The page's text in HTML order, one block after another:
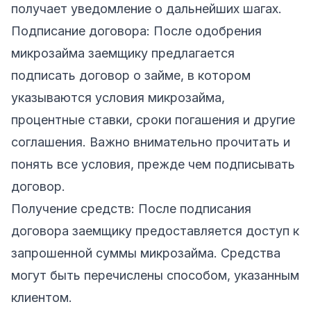
получает уведомление о дальнейших шагах.
Подписание договора: После одобрения
микрозайма заемщику предлагается
подписать договор о займе, в котором
указываются условия микрозайма,
процентные ставки, сроки погашения и другие
соглашения. Важно внимательно прочитать и
понять все условия, прежде чем подписывать
договор.
Получение средств: После подписания
договора заемщику предоставляется доступ к
запрошенной суммы микрозайма. Средства
могут быть перечислены способом, указанным
клиентом.